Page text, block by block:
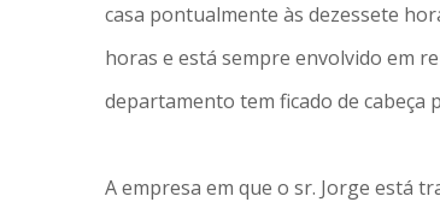
casa pontualmente às dezessete
horas e está sempre envolvido em
departamento tem ficado de cabeça
A empresa em que o sr. Jorge está